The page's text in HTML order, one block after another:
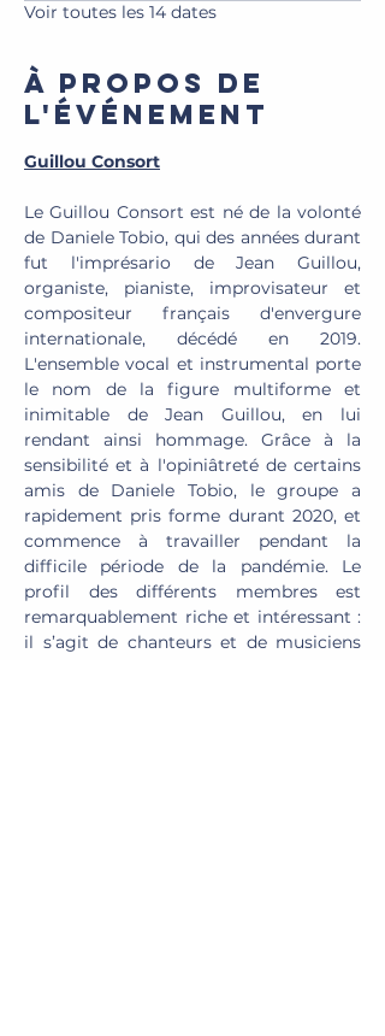
Voir toutes les 14 dates
À propos de
l'événement
Guillou Consort
Le Guillou Consort est né de la volonté
de Daniele Tobio, qui des années durant
fut l'imprésario de Jean Guillou,
organiste, pianiste, improvisateur et
compositeur français d'envergure
internationale, décédé en 2019.
L'ensemble vocal et instrumental porte
le nom de la figure multiforme et
inimitable de Jean Guillou, en lui
rendant ainsi hommage. Grâce à la
sensibilité et à l'opiniâtreté de certains
amis de Daniele Tobio, le groupe a
rapidement pris forme durant 2020, et
commence à travailler pendant la
difficile période de la pandémie. Le
profil des différents membres est
remarquablement riche et intéressant :
il s’agit de chanteurs et de musiciens